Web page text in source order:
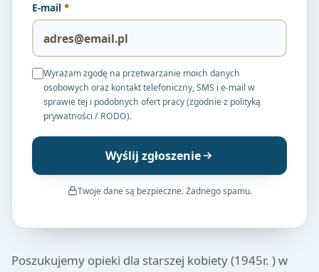
E-mail *
Wyrażam zgodę na przetwarzanie moich danych
osobowych oraz kontakt telefoniczny, SMS i e-mail w
sprawie tej i podobnych ofert pracy (zgodnie z polityką
prywatności / RODO).
Wyślij zgłoszenie
Twoje dane są bezpieczne. Żadnego spamu.
Poszukujemy opieki dla starszej kobiety (1945r. ) w